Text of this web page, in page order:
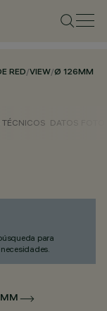
RED/VIEW/Ø 126MM
TÉCNICOS DATOS
para